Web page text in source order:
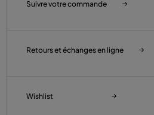
Suivre votre commande
Retours et échanges en ligne
Wishlist